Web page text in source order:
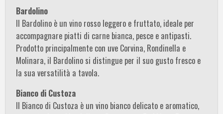
Bardolino
Il Bardolino è un vino rosso leggero e fruttato, ideale per
accompagnare piatti di carne bianca, pesce e antipasti.
Prodotto principalmente con uve Corvina, Rondinella e
Molinara, il Bardolino si distingue per il suo gusto fresco e
la sua versatilità a tavola.
Bianco di Custoza
Il Bianco di Custoza è un vino bianco delicato e aromatico,